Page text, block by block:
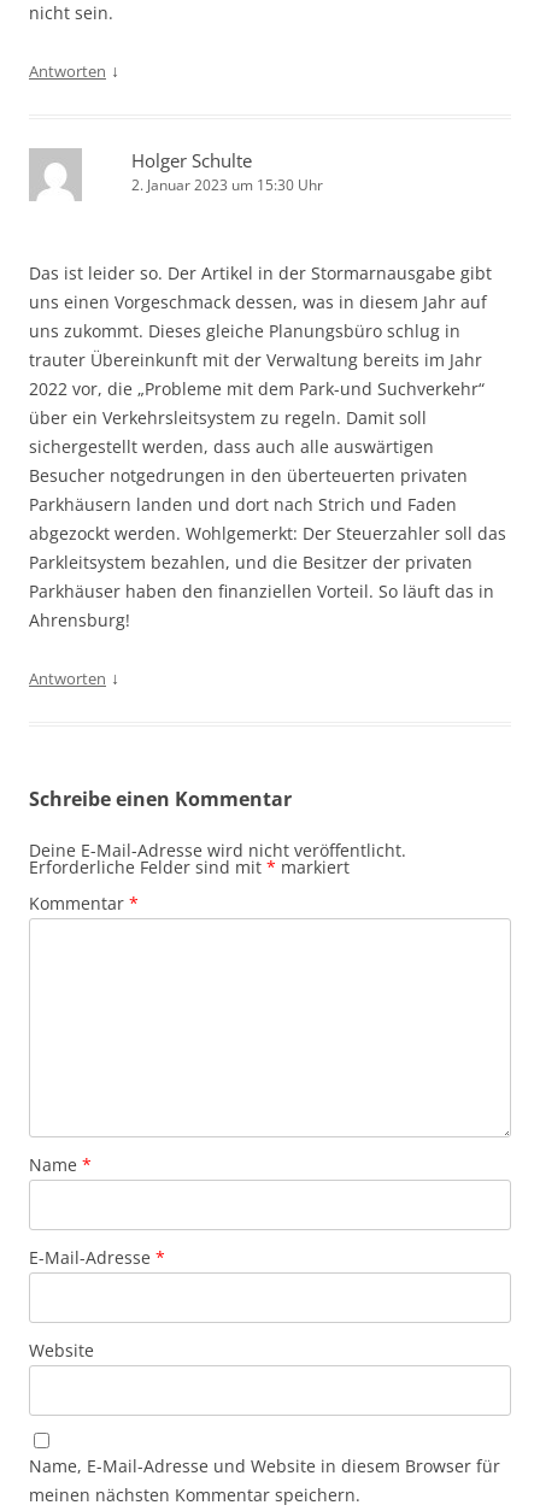
nicht sein.
Antworten ↓
Holger Schulte
2. Januar 2023 um 15:30 Uhr
Das ist leider so. Der Artikel in der Stormarnausgabe gibt
uns einen Vorgeschmack dessen, was in diesem Jahr auf
uns zukommt. Dieses gleiche Planungsbüro schlug in
trauter Übereinkunft mit der Verwaltung bereits im Jahr
2022 vor, die „Probleme mit dem Park-und Suchverkehr“
über ein Verkehrsleitsystem zu regeln. Damit soll
sichergestellt werden, dass auch alle auswärtigen
Besucher notgedrungen in den überteuerten privaten
Parkhäusern landen und dort nach Strich und Faden
abgezockt werden. Wohlgemerkt: Der Steuerzahler soll das
Parkleitsystem bezahlen, und die Besitzer der privaten
Parkhäuser haben den finanziellen Vorteil. So läuft das in
Ahrensburg!
Antworten ↓
Schreibe einen Kommentar
Deine E-Mail-Adresse wird nicht veröffentlicht.
Erforderliche Felder sind mit * markiert
Kommentar *
Name *
E-Mail-Adresse *
Website
Name, E-Mail-Adresse und Website in diesem Browser für
meinen nächsten Kommentar speichern.